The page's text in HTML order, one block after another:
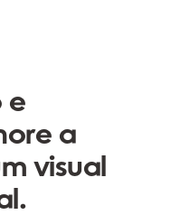
e
a
visual